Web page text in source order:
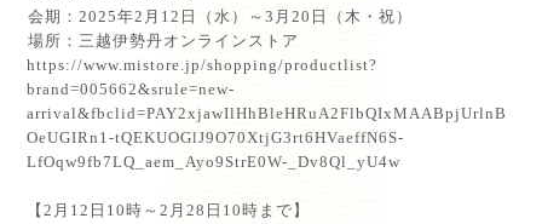
⁡会期：2025年2月12日（水）～3月20日（木・祝）⁡
⁡場所：三越伊勢丹オンラインストア⁡
https://www.mistore.jp/shopping/productlist?
brand=005662&srule=new-
arrival&fbclid=PAY2xjawIlHhBleHRuA2FlbQIxMAABpjUrlnB
OeUGIRn1-tQEKUOGlJ9O70XtjG3rt6HVaeffN6S-
LfOqw9fb7LQ_aem_Ayo9StrE0W-_Dv8Ql_yU4w
【2月12日10時～2月28日10時まで】⁡